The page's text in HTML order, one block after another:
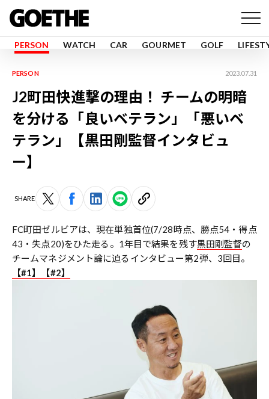
PERSON WATCH CAR GOURMET GOLF
PERSON 2023.07.31
J2町田快進撃の理由！ チームの明暗
を分ける「良いベテラン」「悪いベ
テラン」【黒田剛監督インタビュ
ー】
SHARE
FC町田ゼルビアは、現在単独首位(7/28時点、勝点54・得点
43・失点20)をひた走る。1年目で結果を残す黒田剛監督の
チームマネジメント論に迫るインタビュー第2弾、3回目。
【#1】
【#2】